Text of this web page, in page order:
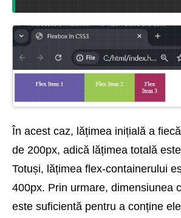
În acest caz, lățimea inițială a
de 200px, adică lățimea totală
Totuși, lățimea flex-containerului
400px. Prin urmare, dimensiunea
este suficientă pentru a conține